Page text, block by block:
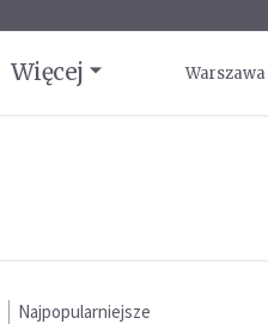
Więcej Warszawa
Najpopularniejsze